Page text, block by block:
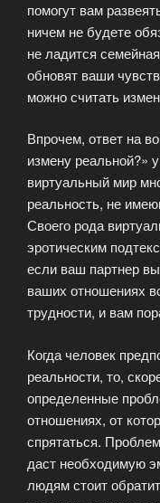
помогут вам
ничем не будете
не ладится
обновят ваши
можно считать
Впрочем, ответ на
измену реальной?»
виртуальный мир
реальность, не
Своего рода
эротическим
если ваш партнер
ваших отношениях
трудности, и вам
Когда человек
реальности, то,
определенные
отношениях, от
спрятаться.
даст необходимую
людям стоит